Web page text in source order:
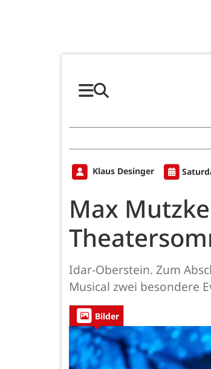
Klaus Desinger
Max
Idar-Oberstein. Zum
Musical zwei besondere
Bilder